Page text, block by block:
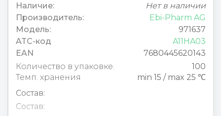
Наличие:
Нет в наличии
Производитель:
Ebi-Pharm AG
Модель:
971637
ATC-код
A11HA03
EAN
7680445620143
Количество в упаковке.
100
Темп. хранения
min 15 / max 25 ℃
Состав:
Состав: